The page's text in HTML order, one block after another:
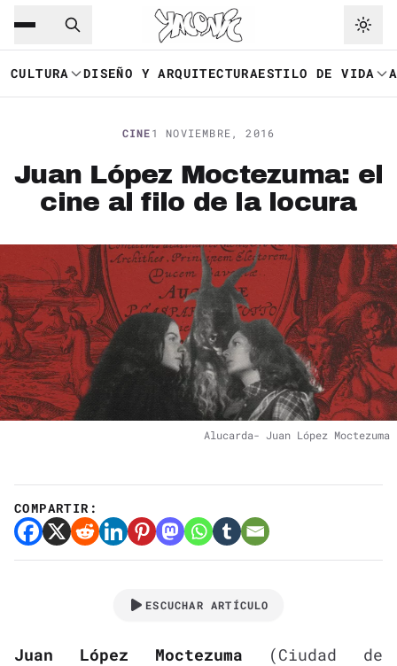
Saltar al contenido principal
CULTURA DISEÑO Y ARQUITECTURAESTILO DE VIDA
CINE1 NOVIEMBRE, 2016
Juan López Moctezuma: el
cine al filo de la locura
Alucarda- Juan López Moctezuma
COMPARTIR:
ESCUCHAR ARTÍCULO
Juan López Moctezuma (Ciudad de